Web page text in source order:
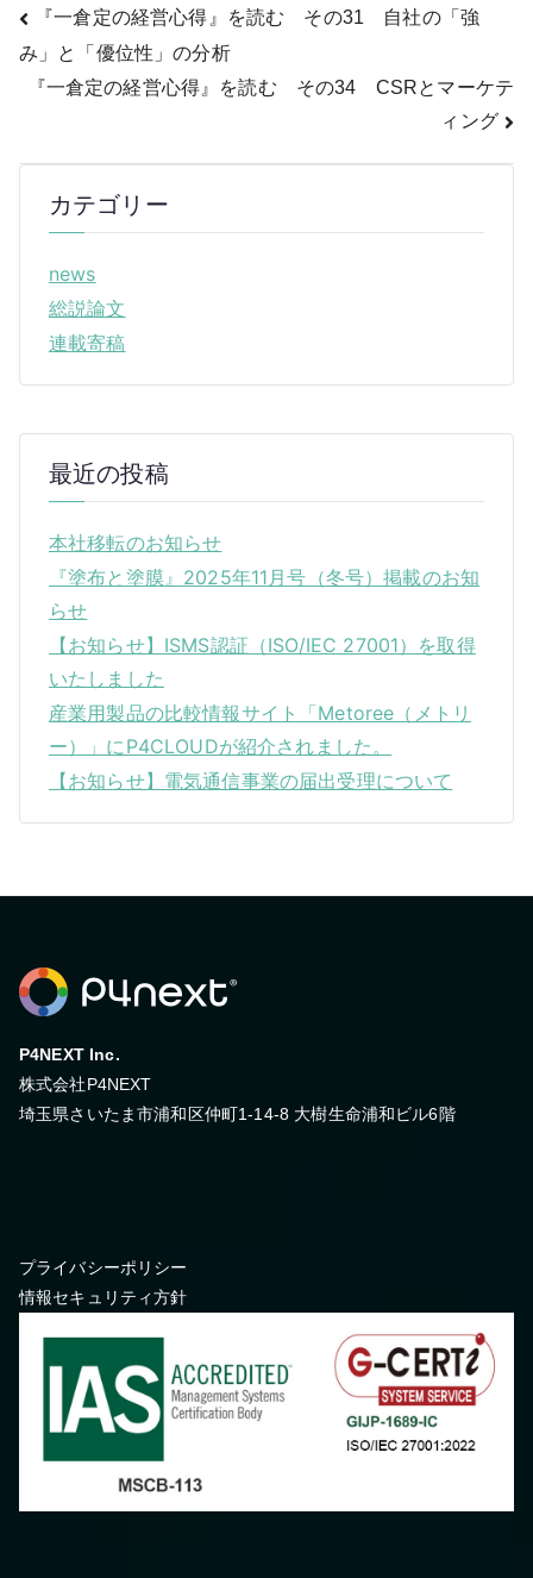
投
稿
ビ
ゲ
ー
シ
ョ
『一倉定の経営心得』を読む その31 自社の「強
み」と「優位性」の分析
『一倉定の経営心得』を読む その34 CSRとマーケテ
ィング
カテゴリー
news
総説論文
連載寄稿
最近の投稿
本社移転のお知らせ
『塗布と塗膜』2025年11月号（冬号）掲載のお知
らせ
【お知らせ】ISMS認証（ISO/IEC 27001）を取得
いたしました
産業用製品の比較情報サイト「Metoree（メトリ
ー）」にP4CLOUDが紹介されました。
【お知らせ】電気通信事業の届出受理について
P4NEXT Inc.
株式会社P4NEXT
埼玉県さいたま市浦和区仲町1-14-8 大樹生命浦和ビル6階
プライバシーポリシー
情報セキュリティ方針